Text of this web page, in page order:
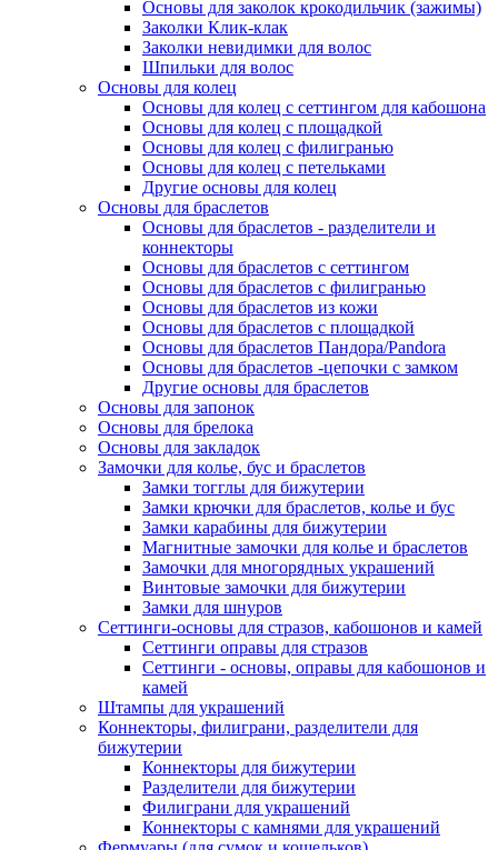
Основы для заколок крокодильчик (зажимы)
Заколки Клик-клак
Заколки невидимки для волос
Шпильки для волос
Основы для колец
Основы для колец с сеттингом для кабошона
Основы для колец с площадкой
Основы для колец с филигранью
Основы для колец с петельками
Другие основы для колец
Основы для браслетов
Основы для браслетов - разделители и
коннекторы
Основы для браслетов с сеттингом
Основы для браслетов с филигранью
Основы для браслетов из кожи
Основы для браслетов с площадкой
Основы для браслетов Пандора/Pandora
Основы для браслетов -цепочки с замком
Другие основы для браслетов
Основы для запонок
Основы для брелока
Основы для закладок
Замочки для колье, бус и браслетов
Замки тогглы для бижутерии
Замки крючки для браслетов, колье и бус
Замки карабины для бижутерии
Магнитные замочки для колье и браслетов
Замочки для многорядных украшений
Винтовые замочки для бижутерии
Замки для шнуров
Сеттинги-основы для стразов, кабошонов и камей
Сеттинги оправы для стразов
Сеттинги - основы, оправы для кабошонов и
камей
Штампы для украшений
Коннекторы, филиграни, разделители для
бижутерии
Коннекторы для бижутерии
Разделители для бижутерии
Филиграни для украшений
Коннекторы с камнями для украшений